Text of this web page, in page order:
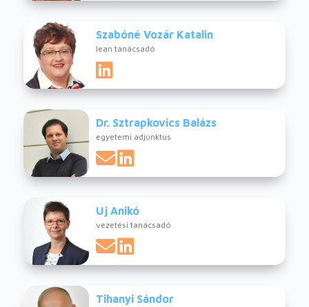
Szabóné Vozár Katalin
lean tanácsadó
Dr. Sztrapkovics Balázs
egyetemi adjunktus
Uj Anikó
vezetési tanácsadó
Tihanyi Sándor